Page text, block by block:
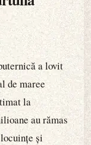
a lovit
de maree
la
au rămas
și